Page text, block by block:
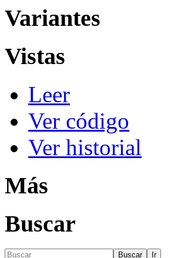
Variantes
Vistas
Leer
Ver código
Ver historial
Más
Buscar